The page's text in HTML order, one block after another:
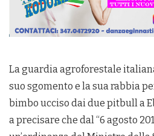
La guardia agroforestale
suo sgomento e la sua rabbia
bimbo ucciso dai due pitbull a
a precisare che dal “6 agosto